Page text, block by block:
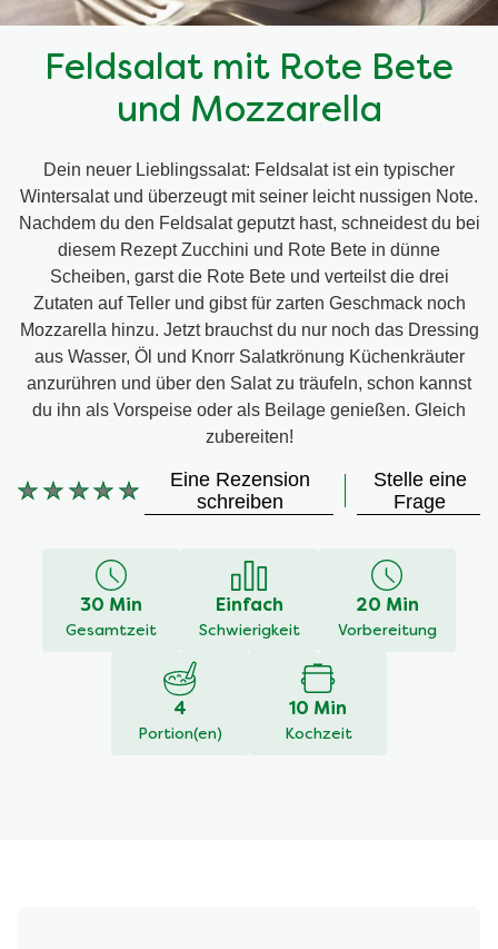
Feldsalat mit Rote Bete
und Mozzarella
Dein neuer Lieblingssalat: Feldsalat ist ein typischer
Wintersalat und überzeugt mit seiner leicht nussigen Note.
Nachdem du den Feldsalat geputzt hast, schneidest du bei
diesem Rezept Zucchini und Rote Bete in dünne
Scheiben, garst die Rote Bete und verteilst die drei
Zutaten auf Teller und gibst für zarten Geschmack noch
Mozzarella hinzu. Jetzt brauchst du nur noch das Dressing
aus Wasser, Öl und Knorr Salatkrönung Küchenkräuter
anzurühren und über den Salat zu träufeln, schon kannst
du ihn als Vorspeise oder als Beilage genießen. Gleich
zubereiten!
Keine
abgegeben
Eine Rezension
schreiben
Stelle eine
Frage
30 Min
Gesamtzeit
Einfach
Schwierigkeit
20 Min
Vorbereitung
4
Portion(en)
10 Min
Kochzeit